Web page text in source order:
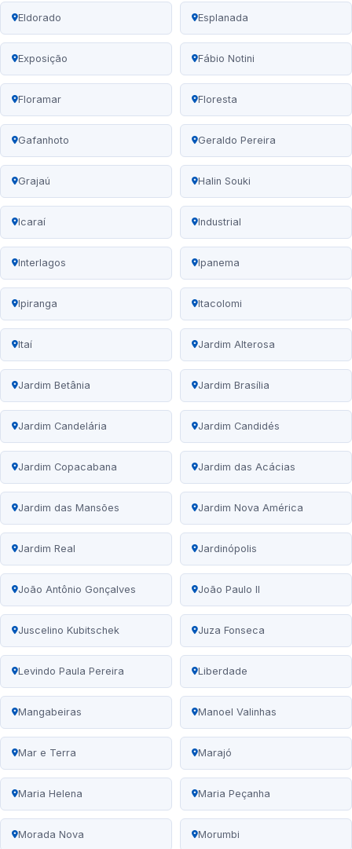
Eldorado Esplanada
Exposição Fábio Notini
Floramar Floresta
Gafanhoto Geraldo Pereira
Grajaú Halin Souki
Icaraí Industrial
Interlagos Ipanema
Ipiranga Itacolomi
Itaí Jardim Alterosa
Jardim Betânia Jardim Brasília
Jardim Candelária Jardim Candidés
Jardim Copacabana Jardim das Acácias
Jardim das Mansões Jardim Nova América
Jardim Real Jardinópolis
João Antônio Gonçalves João Paulo II
Juscelino Kubitschek Juza Fonseca
Levindo Paula Pereira Liberdade
Mangabeiras Manoel Valinhas
Mar e Terra Marajó
Maria Helena Maria Peçanha
Morada Nova Morumbi